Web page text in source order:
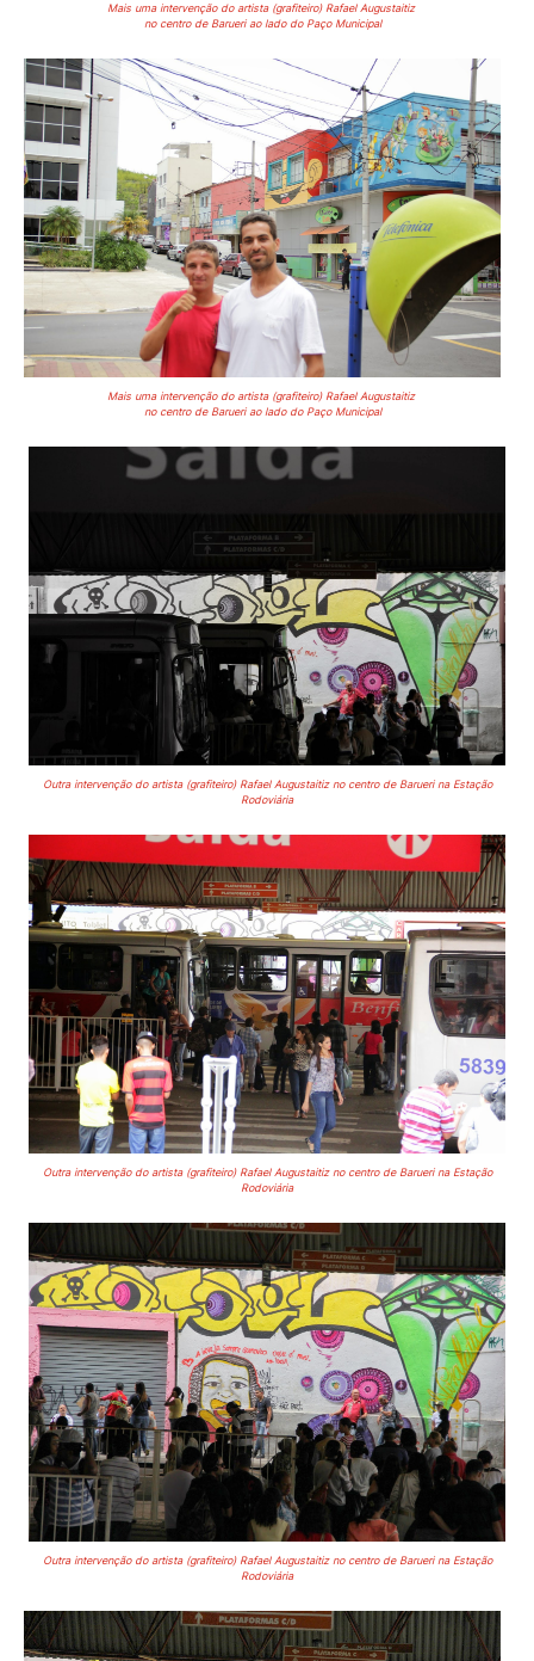
Mais uma intervenção do artista (grafiteiro) Rafael Augustaitiz
no centro de Barueri ao lado do Paço Municipal
Mais uma intervenção do artista (grafiteiro) Rafael Augustaitiz
no centro de Barueri ao lado do Paço Municipal
Outra intervenção do artista (grafiteiro) Rafael Augustaitiz no centro de Barueri na Estação
Rodoviária
Outra intervenção do artista (grafiteiro) Rafael Augustaitiz no centro de Barueri na Estação
Rodoviária
Outra intervenção do artista (grafiteiro) Rafael Augustaitiz no centro de Barueri na Estação
Rodoviária